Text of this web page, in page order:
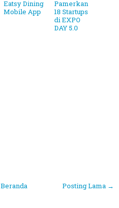
Eatsy Dining
Mobile App
Pamerkan
18 Startups
di EXPO
DAY 5.0
Posting Lama →
Beranda